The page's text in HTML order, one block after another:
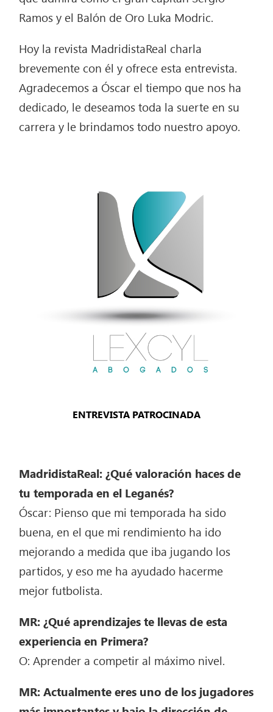
Ramos y el Balón de Oro Luka Modric.
Hoy la revista MadridistaReal charla
brevemente con él y ofrece esta entrevista.
Agradecemos a Óscar el tiempo que nos ha
dedicado, le deseamos toda la suerte en su
carrera y le brindamos todo nuestro apoyo.
ENTREVISTA PATROCINADA
MadridistaReal: ¿Qué valoración haces de
tu temporada en el Leganés?
Óscar: Pienso que mi temporada ha sido
buena, en el que mi rendimiento ha ido
mejorando a medida que iba jugando los
partidos, y eso me ha ayudado hacerme
mejor futbolista.
MR: ¿Qué aprendizajes te llevas de esta
experiencia en Primera?
O: Aprender a competir al máximo nivel.
MR: Actualmente eres uno de los jugadores